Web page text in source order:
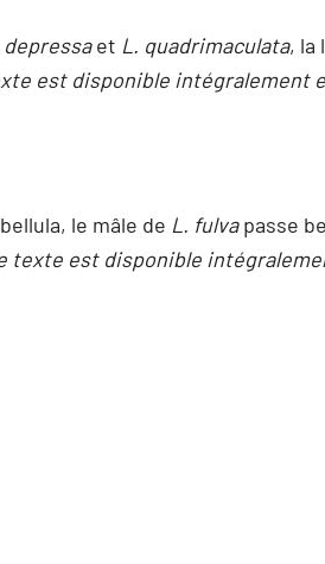
depressaet L. quadrimaculata, la
est disponible intégralement
le mâle de L. fulvapasse
texte est disponible